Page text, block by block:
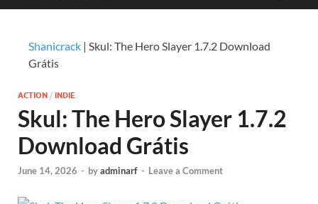
Shanicrack | Skul: The Hero Slayer 1.7.2 Download
Grátis
ACTION / INDIE
Skul: The Hero Slayer 1.7.2
Download Grátis
June 14, 2026 - byadminarf - Leave a Comment